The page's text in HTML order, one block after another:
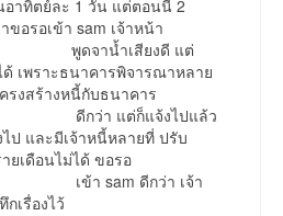
าทิตย์ละ 1 วัน แต่ตอนนี้ 2
ขอรอเข้า sam เจ้าหน้า
เสียงดี แต่
เพราะธนาคารพิจารณาหลาย
งสร้างหนี้กับธนาคาร
ก็แจ้งไปแล้ว
ไป และมีเจ้าหนี้หลายที่ ปรับ
ยเดือนไม่ได้ ขอรอ
ดีกว่า เจ้า
เรื่องไว้